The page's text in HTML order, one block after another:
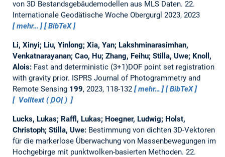
von 3D Bestandsgebäudemodellen aus MLS Daten. 22.
Internationale Geodätische Woche Obergurgl 2023, 2023
mehr…
BibTeX
Li, Xinyi; Liu, Yinlong; Xia, Yan; Lakshminarasimhan,
Venkatnarayanan; Cao, Hu; Zhang, Feihu; Stilla, Uwe; Knoll,
Alois: Fast and deterministic (3+1)DOF point set registration
with gravity prior. ISPRS Journal of Photogrammetry and
Remote Sensing 199, 2023, 118-132 mehr…
BibTeX
Volltext (DOI)
Lucks, Lukas; Raffl, Lukas; Hoegner, Ludwig; Holst,
Christoph; Stilla, Uwe: Bestimmung von dichten 3D-Vektoren
für die markerlose Überwachung von Massenbewegungen im
Hochgebirge mit punktwolken-basierten Methoden. 22.